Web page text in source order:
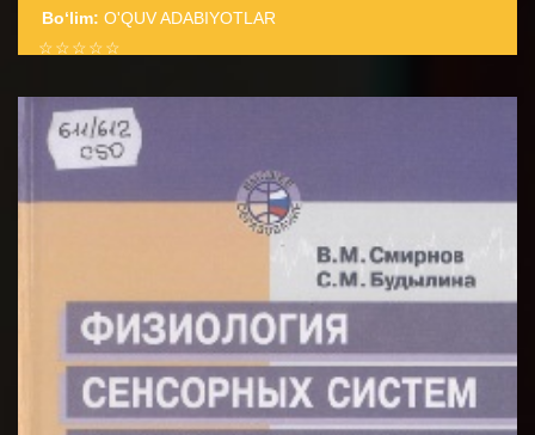
Bo‘lim: O'QUV ADABIYOTLAR
☆
☆
☆
☆
☆
В книге изложены современные взгляды на
некоронарогенные болезни сердца, даны их
систематизация и методологические подхо...
BATAFSIL...